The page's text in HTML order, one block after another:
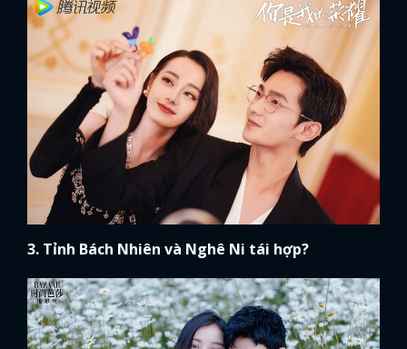
3. Tỉnh Bách Nhiên và Nghê Ni tái hợp?